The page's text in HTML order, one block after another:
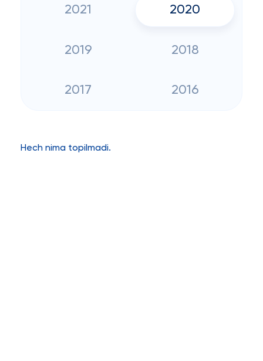
2021 2020
2019 2018
2017 2016
Hech nima topilmadi.